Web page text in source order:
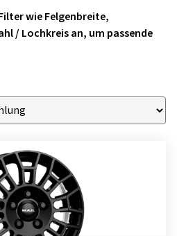
wie Felgenbreite,
/ Lochkreis an, um passende